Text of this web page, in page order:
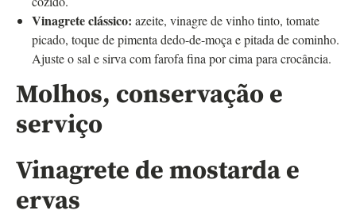
Vinagrete clássico: azeite, vinagre de vinho tinto, tomate
picado, toque de pimenta dedo-de-moça e pitada de cominho.
Ajuste o sal e sirva com farofa fina por cima para crocância.
Molhos, conservação e
serviço
Vinagrete de mostarda e
ervas